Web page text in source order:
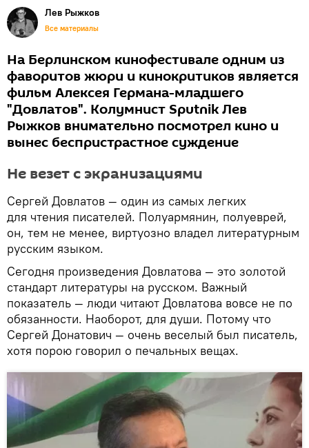
Лев Рыжков
Все материалы
На Берлинском кинофестивале одним из
фаворитов жюри и кинокритиков является
фильм Алексея Германа-младшего
"Довлатов". Колумнист Sputnik Лев
Рыжков внимательно посмотрел кино и
вынес беспристрастное суждение
Не везет с экранизациями
Сергей Довлатов — один из самых легких
для чтения писателей. Полуармянин, полуеврей,
он, тем не менее, виртуозно владел литературным
русским языком.
Сегодня произведения Довлатова — это золотой
стандарт литературы на русском. Важный
показатель — люди читают Довлатова вовсе не по
обязанности. Наоборот, для души. Потому что
Сергей Донатович — очень веселый был писатель,
хотя порою говорил о печальных вещах.